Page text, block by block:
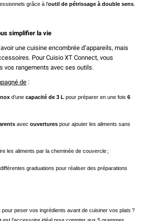
grâce à l’outil de pétrissage à double sens
simplifier la vie
une cuisine encombrée d’appareils, mais
Pour Cuisio XT Connect, vous
vos rangements avec ses outils.
de :
d’une capacité de 3 L pour préparer en une fois 6
avec ouvertures pour ajouter les aliments sans
les aliments par la cheminée de couvercle ;
graduations pour réaliser des préparations
pour peser vos ingrédients avant de cuisiner vos plats ?
est l’accessoire idéal pour compter aux 5 grammes